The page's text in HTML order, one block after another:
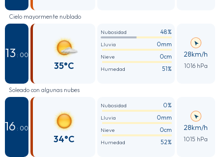
Cielo mayormente nublado
13 : 00
35°C
Nubosidad 48%
Lluvia 0mm
Nieve 0cm
Humedad 51%
28km/h
1016 hPa
Soleado con algunas nubes
16 : 00
34°C
Nubosidad 0%
Lluvia 0mm
Nieve 0cm
Humedad 52%
28km/h
1015 hPa